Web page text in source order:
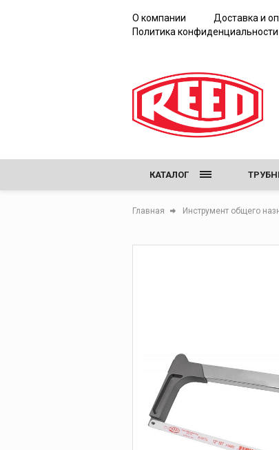
О компании Доставка и
Политика конфиденциальности
КАТАЛОГ
Главная Инструмент общего